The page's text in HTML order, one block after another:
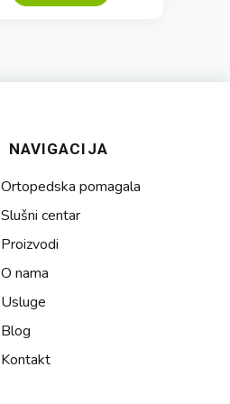
NAVIGACIJA
Ortopedska pomagala
Slušni centar
Proizvodi
O nama
Usluge
Blog
Kontakt